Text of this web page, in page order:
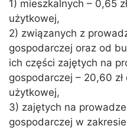
1) mieszkalnych – 0,65
użytkowej,
2) związanych z
gospodarczej oraz od
ich części zajętych na
gospodarczej – 20,60
użytkowej,
3) zajętych na
gospodarczej w